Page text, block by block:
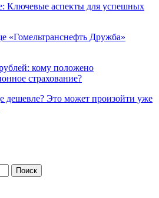
Ключевые аспекты для успешных
«Гомельтранснефть Дружба»
кому положено
страхование?
дешевле? Это может произойти уже